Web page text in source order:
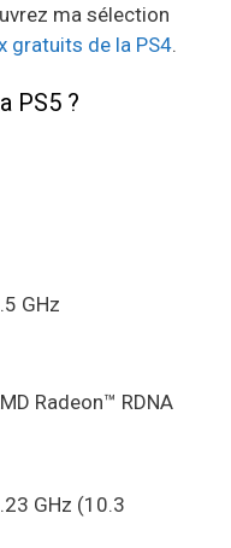
ma sélection
gratuits de la PS4.
PS5 ?
GHz
Radeon™ RDNA
GHz (10.3